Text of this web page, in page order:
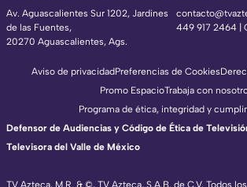
Av. Aguascalientes Sur 1202, Jardines
de las Fuentes,
20270 Aguascalientes, Ags.
449 917 2464 |
TV Azteca, M.R. & ©, TV Azteca, S.A.B. de C.V. Todos
Aviso de privacidadPreferencias de Cookies
Promo EspacioTrabaja con
Programa de ética, integridad y
Defensor de Audiencias y Código de Ética de
Televisora del Valle de México